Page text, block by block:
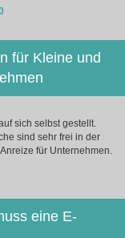
für Kleine und
sich selbst gestellt.
sind sehr frei in der
für Unternehmen.
eine E-